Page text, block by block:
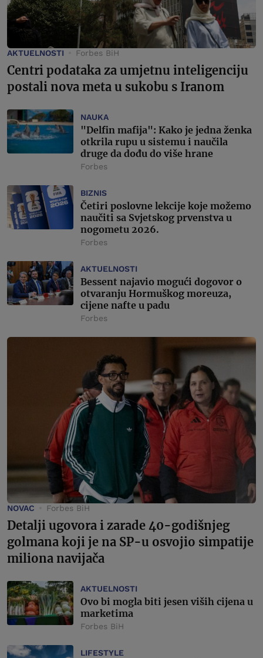
AKTUELNOSTI Forbes BiH
Centri podataka za umjetnu inteligenciju
postali nova meta u sukobu s Iranom
NAUKA
"Delfin mafija": Kako je jedna ženka
otkrila rupu u sistemu i naučila
druge da dođu do više hrane
Forbes
BIZNIS
Četiri poslovne lekcije koje možemo
naučiti sa Svjetskog prvenstva u
nogometu 2026.
Forbes
AKTUELNOSTI
Bessent najavio mogući dogovor o
otvaranju Hormuškog moreuza,
cijene nafte u padu
Forbes
NOVAC Forbes BiH
Detalji ugovora i zarade 40-godišnjeg
golmana koji je na SP-u osvojio simpatije
miliona navijača
AKTUELNOSTI
Ovo bi mogla biti jesen viših cijena u
marketima
Forbes BiH
LIFESTYLE